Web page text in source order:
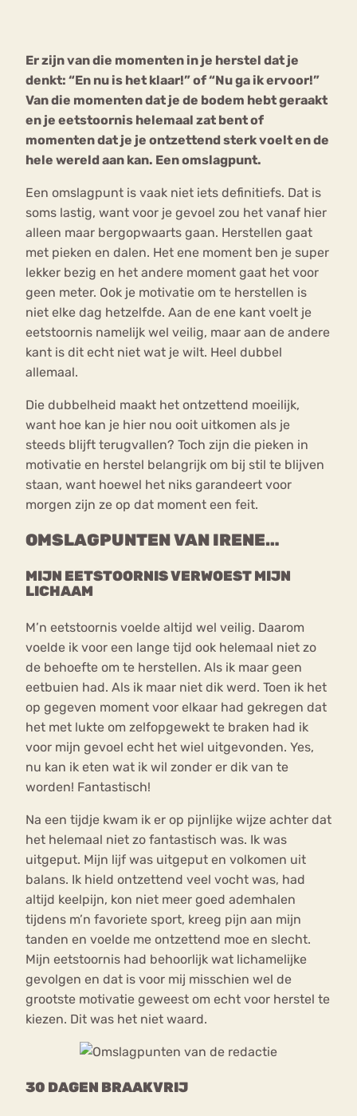
Er zijn van die momenten in je herstel dat je
denkt: “En nu is het klaar!” of “Nu ga ik ervoor!”
Van die momenten dat je de bodem hebt geraakt
en je eetstoornis helemaal zat bent of
momenten dat je je ontzettend sterk voelt en de
hele wereld aan kan. Een omslagpunt.
Een omslagpunt is vaak niet iets definitiefs. Dat is
soms lastig, want voor je gevoel zou het vanaf hier
alleen maar bergopwaarts gaan. Herstellen gaat
met pieken en dalen. Het ene moment ben je super
lekker bezig en het andere moment gaat het voor
geen meter. Ook je motivatie om te herstellen is
niet elke dag hetzelfde. Aan de ene kant voelt je
eetstoornis namelijk wel veilig, maar aan de andere
kant is dit echt niet wat je wilt. Heel dubbel
allemaal.
Die dubbelheid maakt het ontzettend moeilijk,
want hoe kan je hier nou ooit uitkomen als je
steeds blijft terugvallen? Toch zijn die pieken in
motivatie en herstel belangrijk om bij stil te blijven
staan, want hoewel het niks garandeert voor
morgen zijn ze op dat moment een feit.
OMSLAGPUNTEN VAN IRENE…
MIJN EETSTOORNIS VERWOEST MIJN
LICHAAM
M’n eetstoornis voelde altijd wel veilig. Daarom
voelde ik voor een lange tijd ook helemaal niet zo
de behoefte om te herstellen. Als ik maar geen
eetbuien had. Als ik maar niet dik werd. Toen ik het
op gegeven moment voor elkaar had gekregen dat
het met lukte om zelfopgewekt te braken had ik
voor mijn gevoel echt het wiel uitgevonden. Yes,
nu kan ik eten wat ik wil zonder er dik van te
worden! Fantastisch!
Na een tijdje kwam ik er op pijnlijke wijze achter dat
het helemaal niet zo fantastisch was. Ik was
uitgeput. Mijn lijf was uitgeput en volkomen uit
balans. Ik hield ontzettend veel vocht was, had
altijd keelpijn, kon niet meer goed ademhalen
tijdens m’n favoriete sport, kreeg pijn aan mijn
tanden en voelde me ontzettend moe en slecht.
Mijn eetstoornis had behoorlijk wat lichamelijke
gevolgen en dat is voor mij misschien wel de
grootste motivatie geweest om echt voor herstel te
kiezen. Dit was het niet waard.
30 DAGEN BRAAKVRIJ
Chat
Forum
mia
Nerv
osa
Eetstoornis Anorexia Nervosa
Eetbuien Piekeren Sport
Trauma
Orthorexia
Afvallen Angst